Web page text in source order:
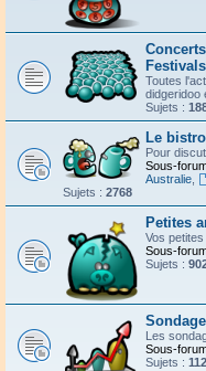
Toutes
didgeridoo
Sujets :
Le bistro
Pour
Sous-
Australie
Sujets : 2768
Petites
Vos
Sous-
Sujets :
Les
Sous-
Sujets : 112